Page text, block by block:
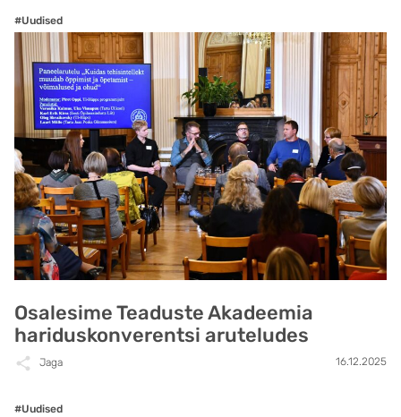
#Uudised
Osalesime Teaduste Akadeemia
hariduskonverentsi aruteludes
Jaga 16.12.2025
#Uudised